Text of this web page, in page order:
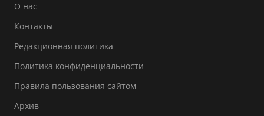
О нас
Контакты
Редакционная политика
Политика конфиденциальности
Правила пользования сайтом
Архив